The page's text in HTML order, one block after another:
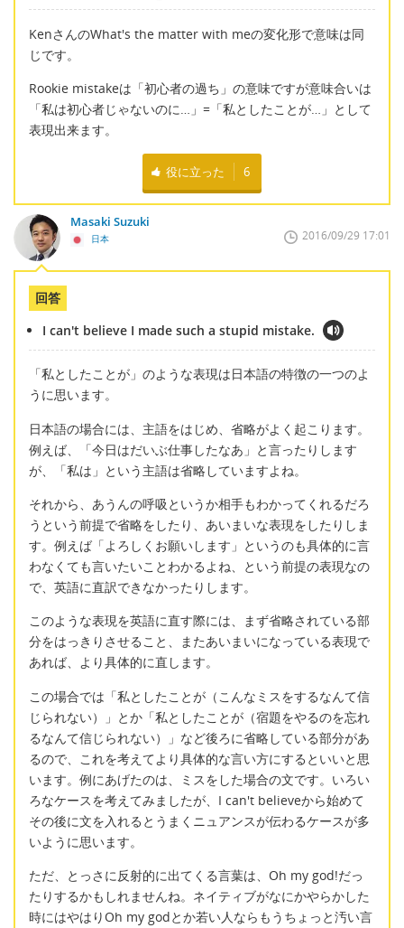
KenさんのWhat's the matter with meの変化形で意味は同
じです。
Rookie mistakeは「初心者の過ち」の意味ですが意味合いは
「私は初心者じゃないのに…」=「私としたことが…」として
表現出来ます。
役に立った 6
Masaki Suzuki
日本 2016/09/29 17:01
回答
I can't believe I made such a stupid mistake.
「私としたことが」のような表現は日本語の特徴の一つのよ
うに思います。
日本語の場合には、主語をはじめ、省略がよく起こります。
例えば、「今日はだいぶ仕事したなあ」と言ったりします
が、「私は」という主語は省略していますよね。
それから、あうんの呼吸というか相手もわかってくれるだろ
うという前提で省略をしたり、あいまいな表現をしたりしま
す。例えば「よろしくお願いします」というのも具体的に言
わなくても言いたいことわかるよね、という前提の表現なの
で、英語に直訳できなかったりします。
このような表現を英語に直す際には、まず省略されている部
分をはっきりさせること、またあいまいになっている表現で
あれば、より具体的に直します。
この場合では「私としたことが（こんなミスをするなんて信
じられない）」とか「私としたことが（宿題をやるのを忘れ
るなんて信じられない）」など後ろに省略している部分があ
るので、これを考えてより具体的な言い方にするといいと思
います。例にあげたのは、ミスをした場合の文です。いろい
ろなケースを考えてみましたが、I can't believeから始めて
その後に文を入れるとうまくニュアンスが伝わるケースが多
いように思います。
ただ、とっさに反射的に出てくる言葉は、Oh my god!だっ
たりするかもしれませんね。ネイティブがなにかやらかした
時にはやはりOh my godとか若い人ならもうちょっと汚い言